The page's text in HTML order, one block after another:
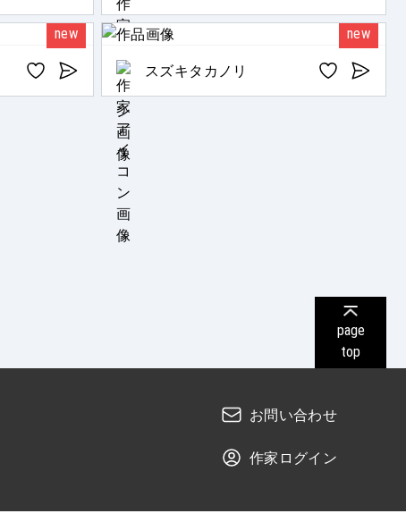
new new
スズキタカノリ
page
top
お問い合わせ
作家ログイン